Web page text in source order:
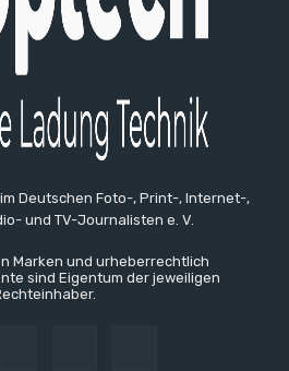
Deutschen Foto-, Print-, Internet-,
und TV-Journalisten e. V.
Marken und urheberrechtlich
sind Eigentum der jeweiligen